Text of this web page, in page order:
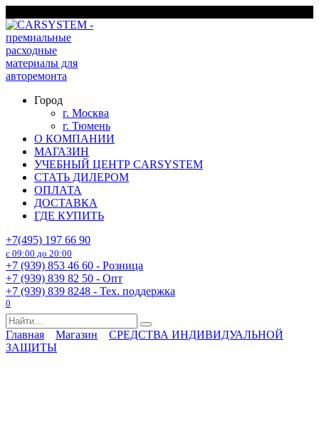
к
содержанию
Город
г. Москва
г. Тюмень
О КОМПАНИИ
МАГАЗИН
УЧЕБНЫЙ ЦЕНТР CARSYSTEM
СТАТЬ ДИЛЕРОМ
ОПЛАТА
ДОСТАВКА
ГДЕ КУПИТЬ
+7(495) 197 66 90
с 09:00 до 20:00
+7 (939) 853 46 60 - Розница
+7 (939) 839 82 50 - Опт
+7 (939) 839 8248 - Тех. поддержка
0
Search
for:
Главная Магазин
СРЕДСТВА ИНДИВИДУАЛЬНОЙ
ЗАЩИТЫ